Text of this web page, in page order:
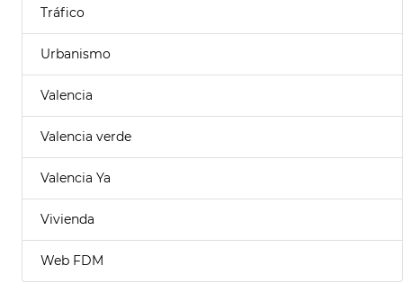
Tráfico
Urbanismo
Valencia
Valencia verde
Valencia Ya
Vivienda
Web FDM